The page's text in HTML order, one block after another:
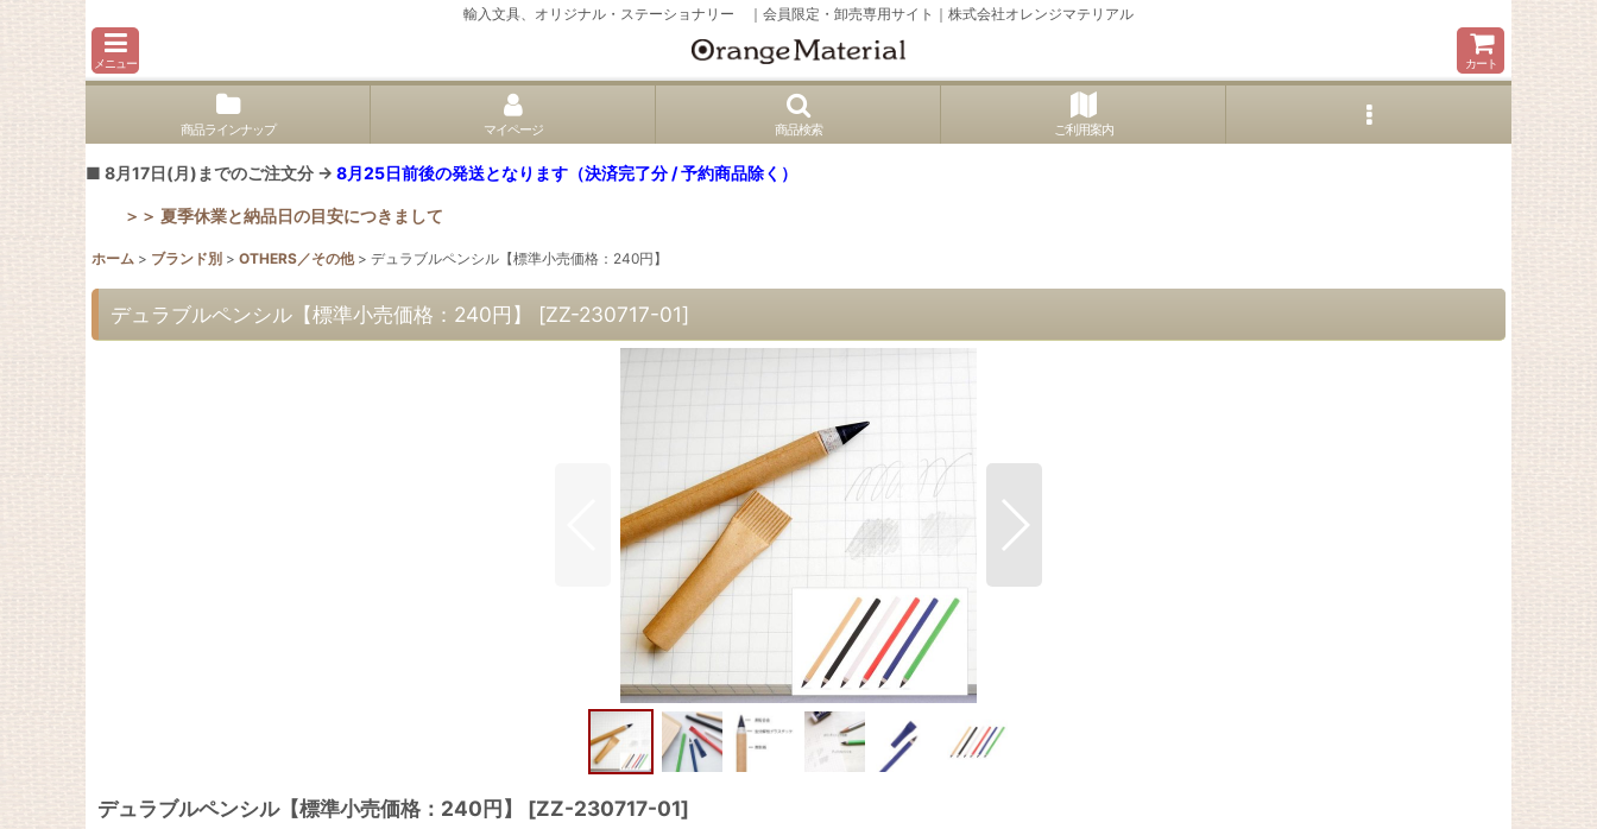
輸入文具、オリジナル・ステーショナリー ｜会員限定・卸売専用サイト｜株式会社オレンジマテリアル
メニュー カート
商品ラインナップ マイページ 商品検索 ご利用案内
■ 8月17日(月)までのご注文分 → 8月25日前後の発送となります（決済完了分 / 予約商品除く）
＞＞ 夏季休業と納品日の目安につきまして
ホーム > ブランド別 > OTHERS／その他 > デュラブルペンシル【標準小売価格：240円】
デュラブルペンシル【標準小売価格：240円】 [ZZ-230717-01]
デュラブルペンシル【標準小売価格：240円】 [ZZ-230717-01]